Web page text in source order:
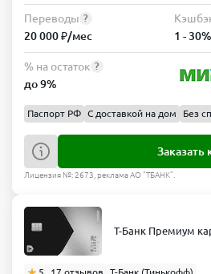
Переводы ?
20 000 ₽/мес 1 - 30%
% на остаток ?
до 9%
Паспорт РФ С доставкой на дом Без
Заказать
Лицензия №: 2673, реклама АО "ТБАНК".
Т-Банк Премиум
5 17 отзывов Т-Банк (Тинькофф)